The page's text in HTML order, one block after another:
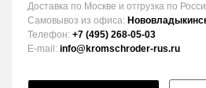
Доставка по Москве и отгрузка по
Самовывоз из офиса:
Телефон: +7 (495) 268-05-03
E-mail: info@kromschroder-rus.ru